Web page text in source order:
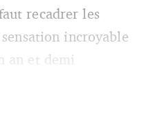
recadrer les
incroyable
an et demi